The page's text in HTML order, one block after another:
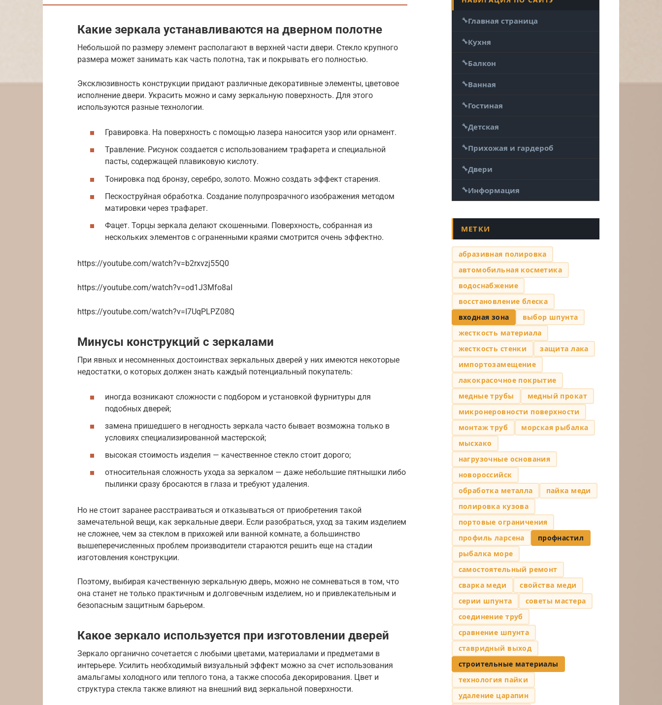
Какие зеркала устанавливаются на дверном полотне
Небольшой по размеру элемент располагают в верхней части двери. Стекло крупного
размера может занимать как часть полотна, так и покрывать его полностью.
Эксклюзивность конструкции придают различные декоративные элементы, цветовое
исполнение двери. Украсить можно и саму зеркальную поверхность. Для этого
используются разные технологии.
Гравировка. На поверхность с помощью лазера наносится узор или орнамент.
Травление. Рисунок создается с использованием трафарета и специальной
пасты, содержащей плавиковую кислоту.
Тонировка под бронзу, серебро, золото. Можно создать эффект старения.
Пескоструйная обработка. Создание полупрозрачного изображения методом
матировки через трафарет.
Фацет. Торцы зеркала делают скошенными. Поверхность, собранная из
нескольких элементов с ограненными краями смотрится очень эффектно.
https://youtube.com/watch?v=b2rxvzj55Q0
https://youtube.com/watch?v=od1J3Mfo8aI
https://youtube.com/watch?v=I7UqPLPZ08Q
Минусы конструкций с зеркалами
При явных и несомненных достоинствах зеркальных дверей у них имеются некоторые
недостатки, о которых должен знать каждый потенциальный покупатель:
иногда возникают сложности с подбором и установкой фурнитуры для
подобных дверей;
замена пришедшего в негодность зеркала часто бывает возможна только в
условиях специализированной мастерской;
высокая стоимость изделия — качественное стекло стоит дорого;
относительная сложность ухода за зеркалом — даже небольшие пятнышки либо
пылинки сразу бросаются в глаза и требуют удаления.
Но не стоит заранее расстраиваться и отказываться от приобретения такой
замечательной вещи, как зеркальные двери. Если разобраться, уход за таким изделием
не сложнее, чем за стеклом в прихожей или ванной комнате, а большинство
вышеперечисленных проблем производители стараются решить еще на стадии
изготовления конструкции.
Поэтому, выбирая качественную зеркальную дверь, можно не сомневаться в том, что
она станет не только практичным и долговечным изделием, но и привлекательным и
безопасным защитным барьером.
Какое зеркало используется при изготовлении дверей
Зеркало органично сочетается с любыми цветами, материалами и предметами в
интерьере. Усилить необходимый визуальный эффект можно за счет использования
амальгамы холодного или теплого тона, а также способа декорирования. Цвет и
структура стекла также влияют на внешний вид зеркальной поверхности.
Главная страница
Кухня
Балкон
Ванная
Гостиная
Детская
Прихожая и гардероб
Двери
Информация
МЕТКИ
абразивная полировка
автомобильная косметика
водоснабжение
восстановление блеска
входная зона
выбор шпунта
жесткость материала
жесткость стенки
защита лака
импортозамещение
лакокрасочное покрытие
медные трубы
медный прокат
микронеровности поверхности
монтаж труб
морская рыбалка
мысхако
нагрузочные основания
новороссийск
обработка металла
пайка меди
полировка кузова
портовые ограничения
профиль ларсена
профнастил
рыбалка море
самостоятельный ремонт
сварка меди
свойства меди
серии шпунта
советы мастера
соединение труб
сравнение шпунта
ставридный выход
строительные материалы
технология пайки
удаление царапин